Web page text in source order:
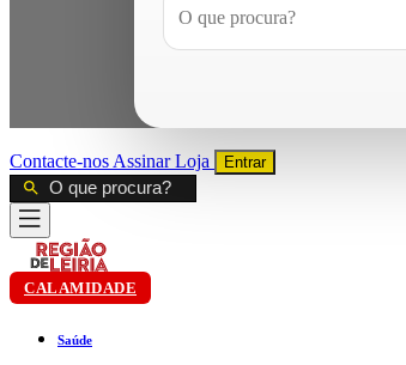
Contacte-nos AssinarLoja Entrar
CALAMIDADE
Saúde